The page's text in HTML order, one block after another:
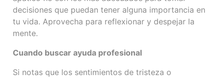
decisiones que puedan tener alguna importancia en
tu vida. Aprovecha para reflexionar y despejar la
mente.
Cuando buscar ayuda profesional
Si notas que los sentimientos de tristeza o